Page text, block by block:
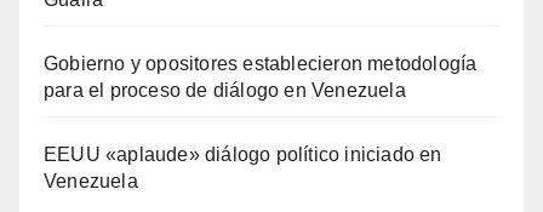
Gobierno y opositores establecieron metodología
para el proceso de diálogo en Venezuela
EEUU «aplaude» diálogo político iniciado en
Venezuela